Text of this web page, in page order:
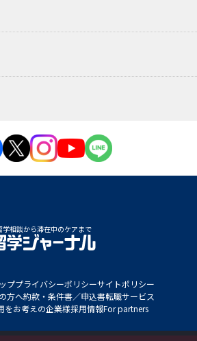
学相談から滞在中のケアまで
ププライバシーポリシーサイトポリシー
方へ約款・条件書／申込書転職サービス
をお考えの企業様採用情報For partners